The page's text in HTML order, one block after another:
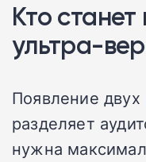
Кто
ультра-
Появление
разделяет
нужна